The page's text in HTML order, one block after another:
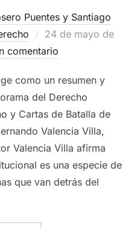
Puentes y Santiago
Publicado
el
24 de mayo de
comentario
como un resumen y
del Derecho
y Cartas de Batalla de
Valencia Villa,
Valencia Villa afirma
es una especie de
que van detrás del